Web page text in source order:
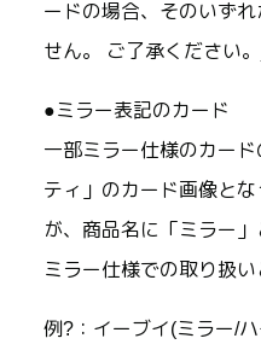
ードの場合、そのいず
せん。 ご了承ください。_
●ミラー表記のカード
一部ミラー仕様のカー
ティ」のカード画像と
が、商品名に「ミラー
ミラー仕様での取り扱い
例?：イーブイ(ミラー/